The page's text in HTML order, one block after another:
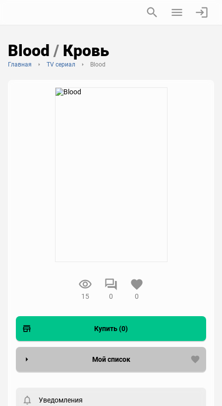
Blood / Кровь
Главная TV сериал Blood
15 0 0
Купить (0)
Мой список
Уведомления